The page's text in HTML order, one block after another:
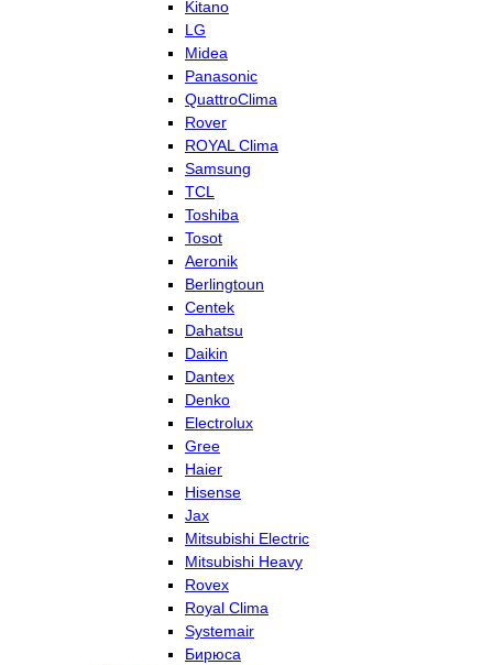
Kitano
LG
Midea
Panasonic
QuattroClima
Rover
ROYAL Clima
Samsung
TCL
Toshiba
Tosot
Aeronik
Berlingtoun
Centek
Dahatsu
Daikin
Dantex
Denko
Electrolux
Gree
Haier
Hisense
Jax
Mitsubishi Electric
Mitsubishi Heavy
Rovex
Royal Clima
Systemair
Бирюса